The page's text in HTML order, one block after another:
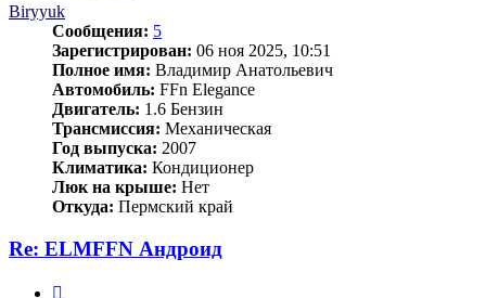
Biryyuk
Сообщения: 5
Зарегистрирован: 06 ноя 2025, 10:51
Полное имя: Владимир Анатольевич
Автомобиль: FFn Elegance
Двигатель: 1.6 Бензин
Трансмиссия: Механическая
Год выпуска: 2007
Климатика: Кондиционер
Люк на крыше: Нет
Откуда: Пермский край
Re: ELMFFN Андроид